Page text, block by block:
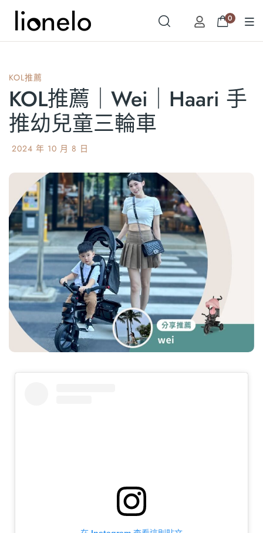
0
KOL推薦
KOL推薦｜Wei｜Haari 手
推幼兒童三輪車
2024 年 10 月 8 日